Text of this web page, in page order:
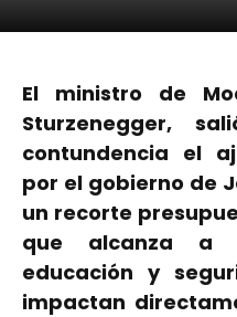
El ministro de
Sturzenegger,
contundencia el
por el gobierno de
un recorte
que alcanza a
educación y
impactan